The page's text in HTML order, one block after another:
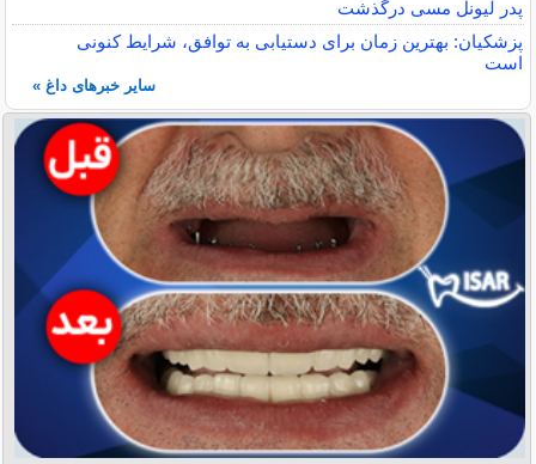
پدر لیونل مسی درگذشت
پزشکیان: بهترین زمان برای دستیابی به توافق، شرایط کنونی
است
سایر خبرهای داغ »